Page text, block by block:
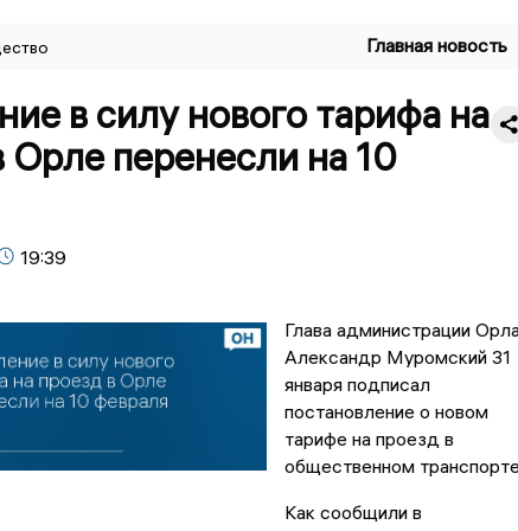
Главная новость
в силу нового тарифа на
Орле перенесли на 10
19:39
Глава администрации
Александр Муромский 31
января подписал
постановление о новом
тарифе на проезд в
общественном
Как сообщили в